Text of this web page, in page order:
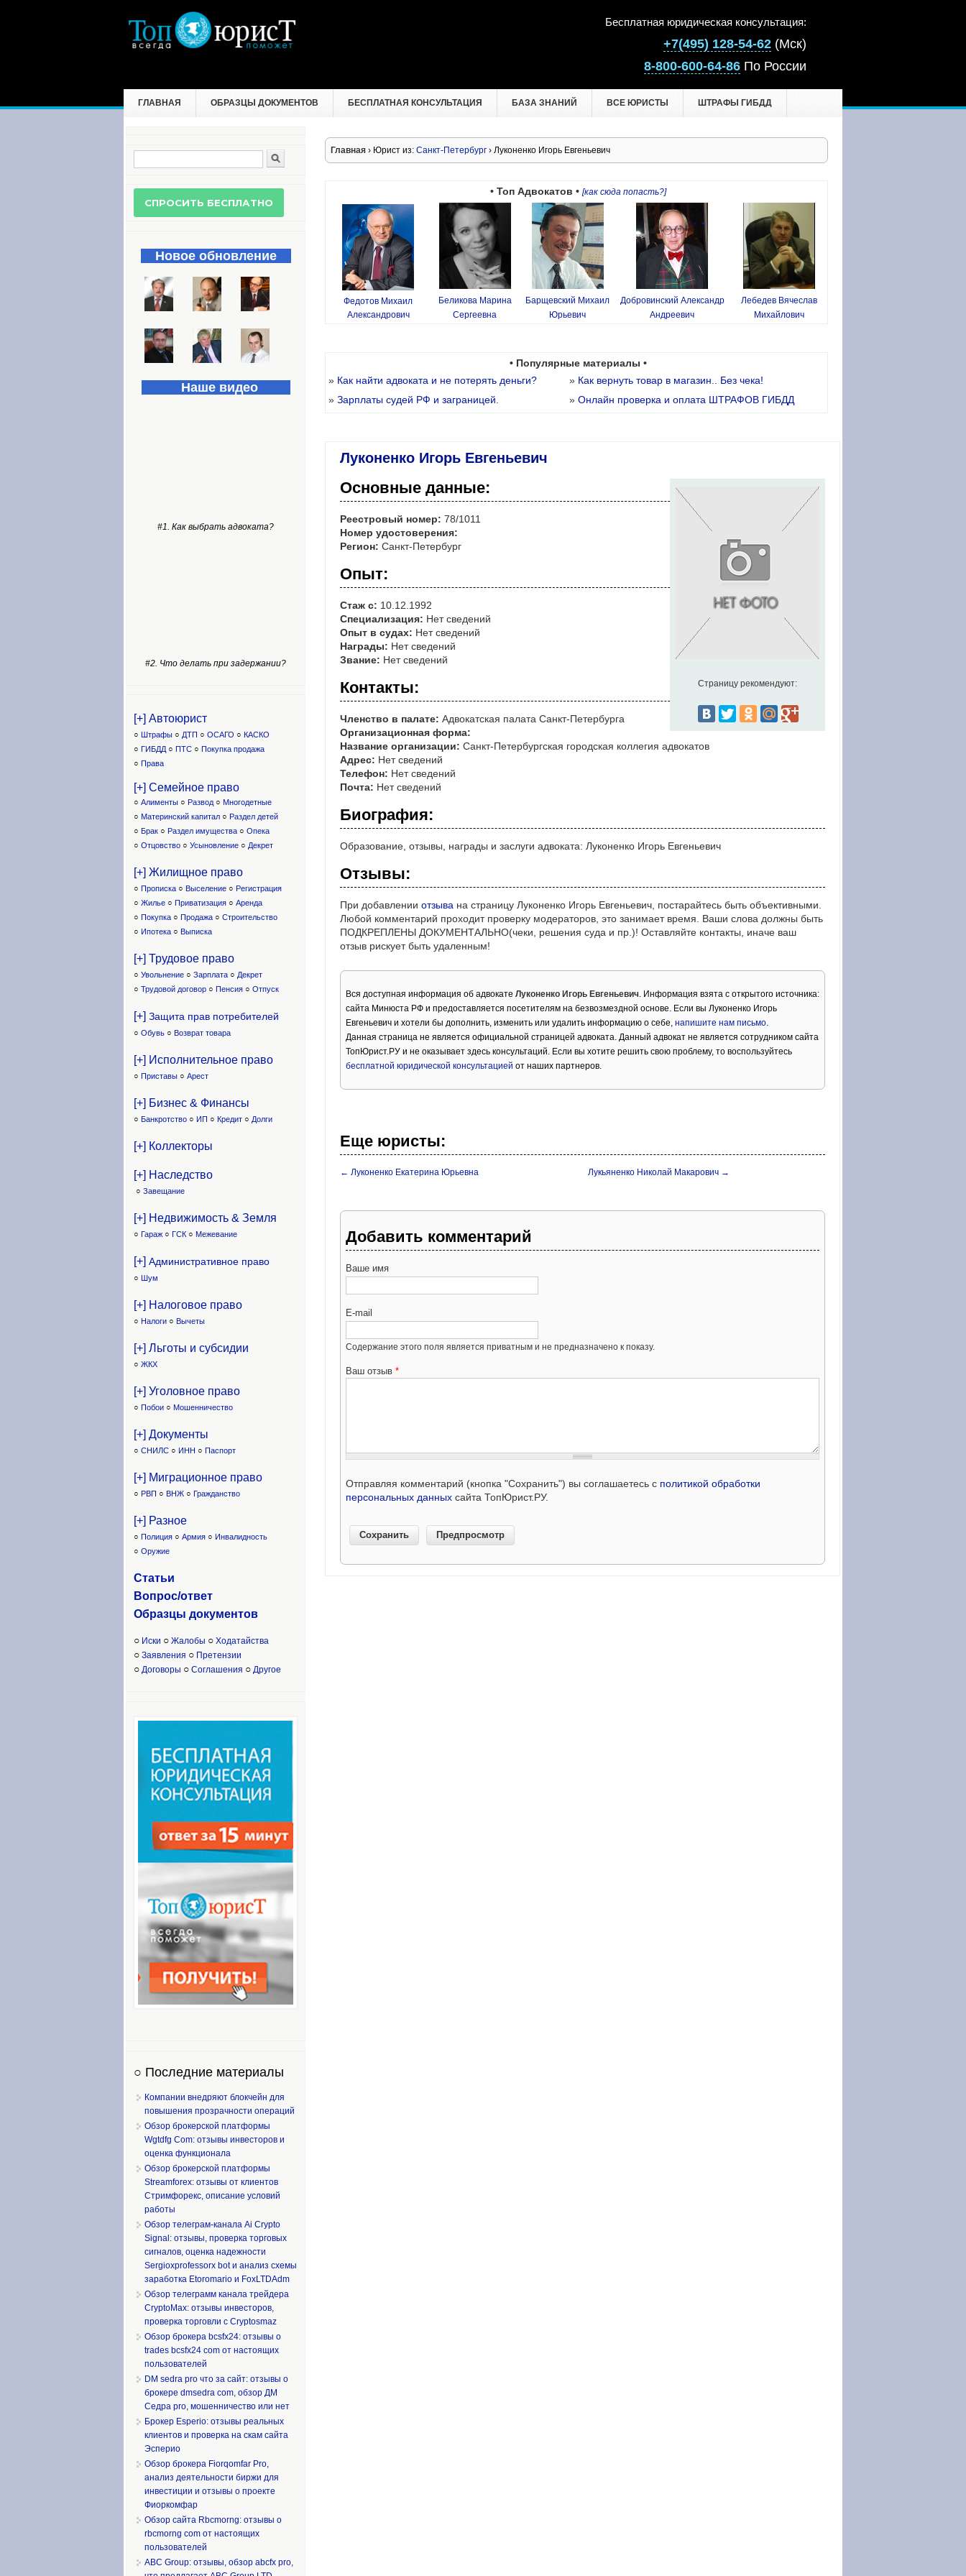
Бесплатная юридическая консультация:
+7(495) 128-54-62 (Мск)
8-800-600-64-86 По России
ГЛАВНАЯ ОБРАЗЦЫ ДОКУМЕНТОВ БЕСПЛАТНАЯ КОНСУЛЬТАЦИЯ БАЗА ЗНАНИЙ ВСЕ ЮРИСТЫ ШТРАФЫ ГИБДД
Главная › Юрист из: Санкт-Петербург › Луконенко Игорь Евгеньевич
• Топ Адвокатов • [как сюда попасть?]
Федотов Михаил
Александрович
Беликова Марина
Сергеевна
Барщевский Михаил
Юрьевич
Добровинский Александр
Андреевич
Лебедев Вячеслав
Михайлович
• Популярные материалы •
» Как найти адвоката и не потерять деньги? » Как вернуть товар в магазин.. Без чека!
» Зарплаты судей РФ и заграницей. » Онлайн проверка и оплата ШТРАФОВ ГИБДД
Луконенко Игорь Евгеньевич
Страницу рекомендуют:
Основные данные:
Реестровый номер: 78/1011
Номер удостоверения:
Регион: Санкт-Петербург
Опыт:
Стаж с: 10.12.1992
Специализация: Нет сведений
Опыт в судах: Нет сведений
Награды: Нет сведений
Звание: Нет сведений
Контакты:
Членство в палате: Адвокатская палата Санкт-Петербурга
Организационная форма:
Название организации: Санкт-Петербургская городская коллегия адвокатов
Адрес: Нет сведений
Телефон: Нет сведений
Почта: Нет сведений
Биография:
Образование, отзывы, награды и заслуги адвоката: Луконенко Игорь Евгеньевич
Отзывы:
При добавлении отзыва на страницу Луконенко Игорь Евгеньевич, постарайтесь быть объективными.
Любой комментарий проходит проверку модераторов, это занимает время. Ваши слова должны быть
ПОДКРЕПЛЕНЫ ДОКУМЕНТАЛЬНО(чеки, решения суда и пр.)! Оставляйте контакты, иначе ваш
отзыв рискует быть удаленным!
Вся доступная информация об адвокате Луконенко Игорь Евгеньевич. Информация взята с открытого источника:
сайта Минюста РФ и предоставляется посетителям на безвозмездной основе. Если вы Луконенко Игорь
Евгеньевич и хотели бы дополнить, изменить или удалить информацию о себе, напишите нам письмо.
Данная страница не является официальной страницей адвоката. Данный адвокат не является сотрудником сайта
ТопЮрист.РУ и не оказывает здесь консультаций. Если вы хотите решить свою проблему, то воспользуйтесь
бесплатной юридической консультацией от наших партнеров.
Еще юристы:
← Луконенко Екатерина Юрьевна Лукьяненко Николай Макарович →
Добавить комментарий
Ваше имя
E-mail
Содержание этого поля является приватным и не предназначено к показу.
Ваш отзыв *
Отправляя комментарий (кнопка "Сохранить") вы соглашаетесь с политикой обработки
персональных данных сайта ТопЮрист.РУ.
Форма поиска
Новое обновление
Наше видео
#1. Как выбрать адвоката?
#2. Что делать при задержании?
[+] Автоюрист
○ Штрафы ○ ДТП ○ ОСАГО ○ КАСКО
○ ГИБДД ○ ПТС ○ Покупка продажа
○ Права
[+] Семейное право
○ Алименты ○ Развод ○ Многодетные
○ Материнский капитал ○ Раздел детей
○ Брак ○ Раздел имущества ○ Опека
○ Отцовство ○ Усыновление ○ Декрет
[+] Жилищное право
○ Прописка ○ Выселение ○ Регистрация
○ Жилье ○ Приватизация ○ Аренда
○ Покупка ○ Продажа ○ Строительство
○ Ипотека ○ Выписка
[+] Трудовое право
○ Увольнение ○ Зарплата ○ Декрет
○ Трудовой договор ○ Пенсия ○ Отпуск
[+] Защита прав потребителей
○ Обувь ○ Возврат товара
[+] Исполнительное право
○ Приставы ○ Арест
[+] Бизнес & Финансы
○ Банкротство ○ ИП ○ Кредит ○ Долги
[+] Коллекторы
[+] Наследство
○ Завещание
[+] Недвижимость & Земля
○ Гараж ○ ГСК ○ Межевание
[+] Административное право
○ Шум
[+] Налоговое право
○ Налоги ○ Вычеты
[+] Льготы и субсидии
○ ЖКХ
[+] Уголовное право
○ Побои ○ Мошенничество
[+] Документы
○ СНИЛС ○ ИНН ○ Паспорт
[+] Миграционное право
○ РВП ○ ВНЖ ○ Гражданство
[+] Разное
○ Полиция ○ Армия ○ Инвалидность
○ Оружие
Статьи
Вопрос/ответ
Образцы документов
○ Иски ○ Жалобы ○ Ходатайства
○ Заявления ○ Претензии
○ Договоры ○ Соглашения ○ Другое
○ Последние материалы
Компании внедряют блокчейн для
повышения прозрачности операций
Обзор брокерской платформы
Wgtdfg Com: отзывы инвесторов и
оценка функционала
Обзор брокерской платформы
Streamforex: отзывы от клиентов
Стримфорекс, описание условий
работы
Обзор телеграм-канала Ai Crypto
Signal: отзывы, проверка торговых
сигналов, оценка надежности
Sergioxprofessorx bot и анализ схемы
заработка Etoromario и FoxLTDAdm
Обзор телеграмм канала трейдера
CryptoMax: отзывы инвесторов,
проверка торговли с Cryptosmaz
Обзор брокера bcsfx24: отзывы о
trades bcsfx24 com от настоящих
пользователей
DM sedra pro что за сайт: отзывы о
брокере dmsedra com, обзор ДМ
Седра pro, мошенничество или нет
Брокер Esperio: отзывы реальных
клиентов и проверка на скам сайта
Эсперио
Обзор брокера Fiorqomfar Pro,
анализ деятельности биржи для
инвестиции и отзывы о проекте
Фиоркомфар
Обзор сайта Rbcmorng: отзывы о
rbcmorng com от настоящих
пользователей
ABC Group: отзывы, обзор abcfx pro,